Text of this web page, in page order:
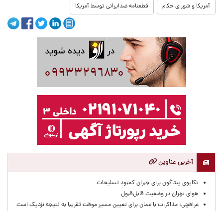
آمریکا و شورای حکام قطعنامه ضدایرانی توسط آمریکا
آخرین عناوین
تکاپوی پنتاگون برای جبران کمبود تسلیحات
هوای تهران در وضعیت قابل‌قبول
عراقچی: مذاکرات با عمان برای تعیین مسیر موقت تقریبا به نتیجه نزدیک است